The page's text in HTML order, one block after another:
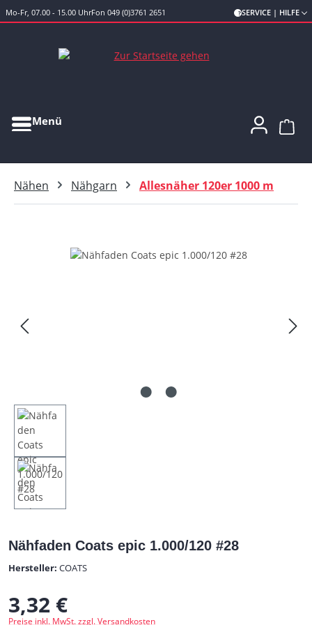
Zum Hauptinhalt springen
Mo-Fr, 07.00 - 15.00 UhrFon 049 (0)3761 2651 SERVICE | HILFE
Menü
Nähen Nähgarn Allesnäher 120er 1000 m
Bildergalerie überspringen
Nähfaden Coats epic 1.000/120 #28
Hersteller: COATS
Regulärer Preis:
3,32 €
Preise inkl. MwSt. zzgl. Versandkosten